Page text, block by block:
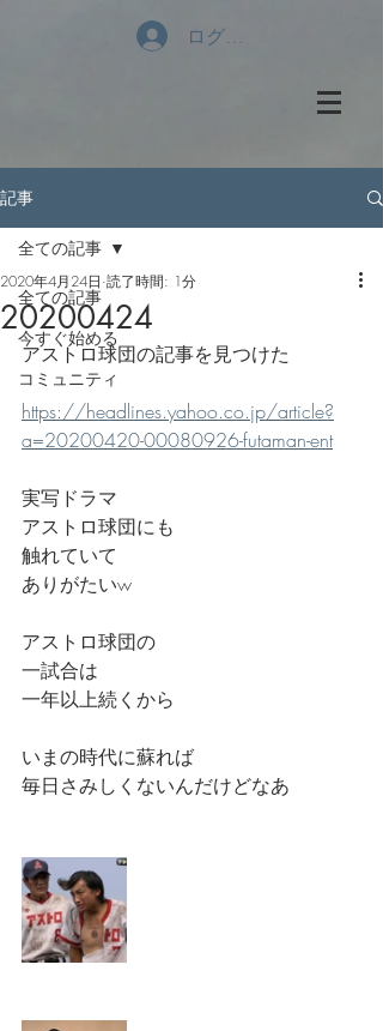
ログイン
記事
全ての記事
今すぐ始める
コミュニティ
全ての記事
20200424
2020年4月24日 読了時間: 1分
アストロ球団の記事を見つけた
https://headlines.yahoo.co.jp/article?
a=20200420-00080926-futaman-ent
実写ドラマ
アストロ球団にも
触れていて
ありがたいw
アストロ球団の
一試合は
一年以上続くから
いまの時代に蘇れば
毎日さみしくないんだけどなあ